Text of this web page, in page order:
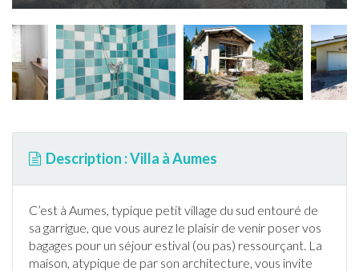
Description : Villa à Aumes
C’est à Aumes, typique petit village du sud entouré de
sa garrigue, que vous aurez le plaisir de venir poser vos
bagages pour un séjour estival (ou pas) ressourçant. La
maison, atypique de par son architecture, vous invite